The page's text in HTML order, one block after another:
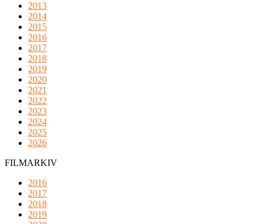
2013
2014
2015
2016
2017
2018
2019
2020
2021
2022
2023
2024
2025
2026
FILMARKIV
2016
2017
2018
2019